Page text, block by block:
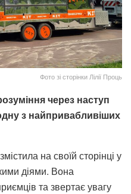
Фото зі сторінки Лілії Проць
через наступ
з найпривабливіших
на своїй сторінці у
діями. Вона
та звертає увагу